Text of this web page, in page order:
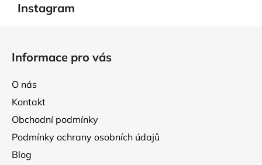
Instagram
Informace pro vás
O nás
Kontakt
Obchodní podmínky
Podmínky ochrany osobních údajů
Blog